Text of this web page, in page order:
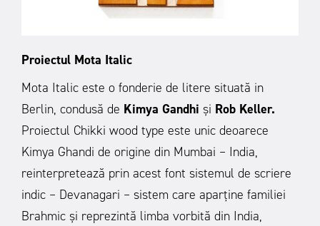
Proiectul Mota Italic
Mota Italic este o fonderie de litere situată in
Berlin, condusă de Kimya Gandhi și Rob Keller.
Proiectul Chikki wood type este unic deoarece
Kimya Ghandi de origine din Mumbai – India,
reinterpretează prin acest font sistemul de scriere
indic – Devanagari – sistem care aparține familiei
Brahmic și reprezintă limba vorbită din India,